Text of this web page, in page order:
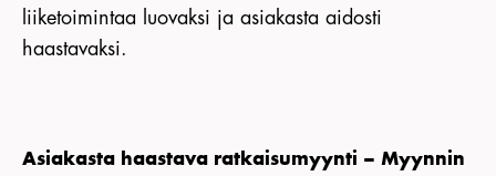
liiketoimintaa luovaksi ja asiakasta aidosti
haastavaksi.
Asiakasta haastava ratkaisumyynti – Myynnin